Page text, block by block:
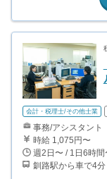
会計・税理士/その他士業
事務/アシスタント
時給 1,075円〜
週2日〜 / 1日6時間